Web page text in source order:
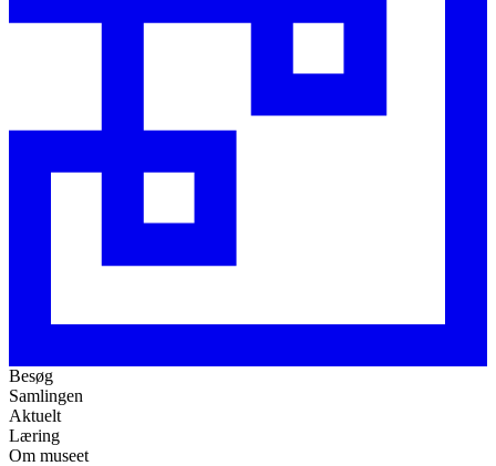
Besøg
Samlingen
Aktuelt
Læring
Om museet